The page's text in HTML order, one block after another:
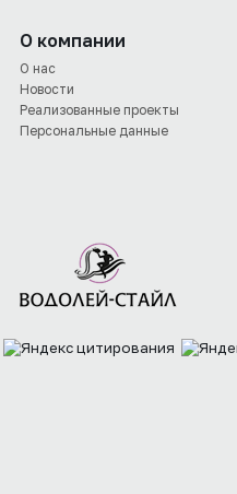
О компании
О нас
Новости
Реализованные проекты
Персональные данные